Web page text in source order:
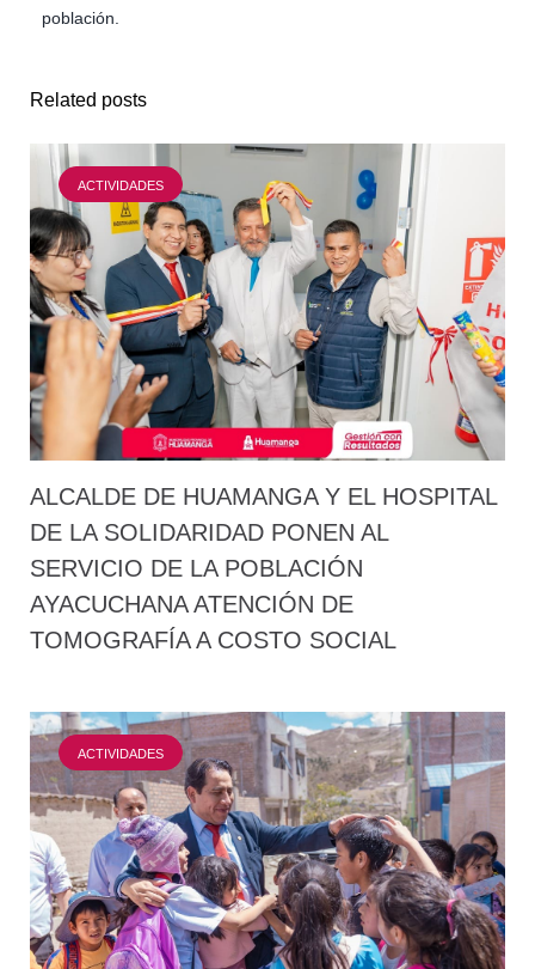
población.
Related posts
ACTIVIDADES
ALCALDE DE HUAMANGA Y EL HOSPITAL
DE LA SOLIDARIDAD PONEN AL
SERVICIO DE LA POBLACIÓN
AYACUCHANA ATENCIÓN DE
TOMOGRAFÍA A COSTO SOCIAL
ACTIVIDADES